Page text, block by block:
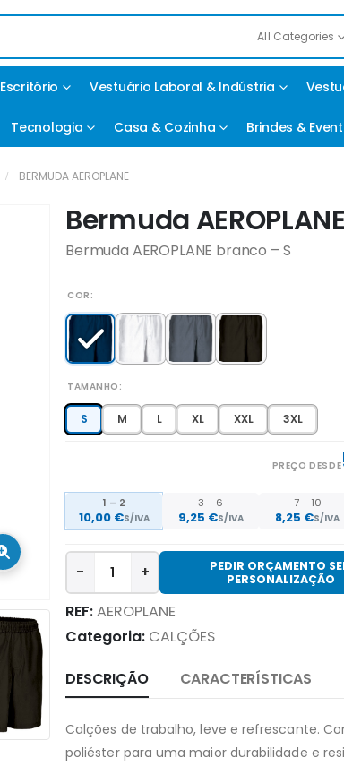
All Categories
Escritório Vestuário Laboral & Indústria
Tecnologia Casa & Cozinha Brindes &
BERMUDA AEROPLANE
Bermuda AEROPLANE
Bermuda AEROPLANE branco – S
COR
TAMANHO
S M L XL XXL 3XL
PREÇO DESDE
1 – 2
10,00 €S/IVA
3 – 6
9,25 €S/IVA
7 – 10
8,25 €S/IVA
- +
PEDIR ORÇAMENTO
PERSONALIZAÇÃO
REF:AEROPLANE
Categoria: CALÇÕES
DESCRIÇÃO CARACTERÍSTICAS
Calções de trabalho, leve e refrescante.
poliéster para uma maior durabilidade e